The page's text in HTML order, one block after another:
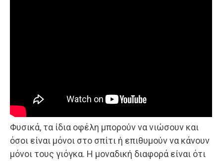
Φυσικά, τα ίδια οφέλη μπορούν να νιώσουν και
όσοι είναι μόνοι στο σπίτι ή επιθυμούν να κάνουν
μόνοι τους γιόγκα. Η μοναδική διαφορά είναι ότι